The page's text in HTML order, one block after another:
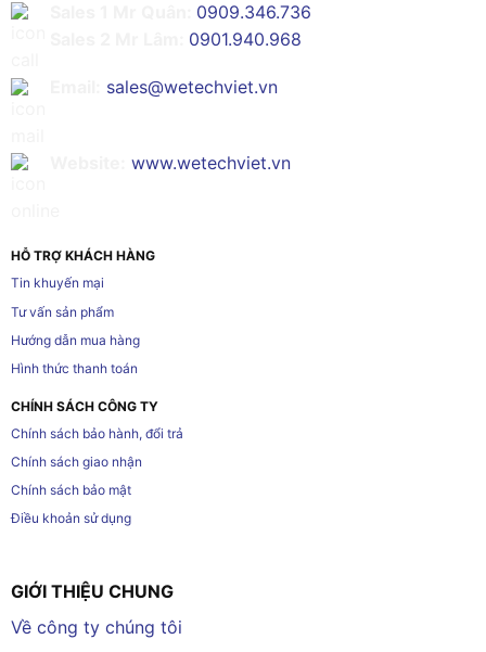
0909.346.736
0901.940.968
sales@wetechviet.vn
www.wetechviet.vn
HỖ TRỢ KHÁCH HÀNG
Tin khuyến mại
Tư vấn sản phẩm
Hướng dẫn mua hàng
Hình thức thanh toán
CHÍNH SÁCH CÔNG TY
Chính sách bảo hành, đổi trả
Chính sách giao nhận
Chính sách bảo mật
Điều khoản sử dụng
GIỚI THIỆU CHUNG
Về công ty chúng tôi